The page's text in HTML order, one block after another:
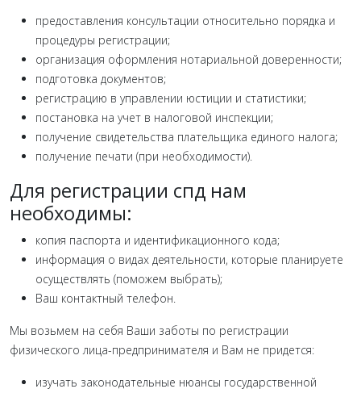
предоставления консультации относительно порядка и
процедуры регистрации;
организация оформления нотариальной доверенности;
подготовка документов;
регистрацию в управлении юстиции и статистики;
постановка на учет в налоговой инспекции;
получение свидетельства плательщика единого налога;
получение печати (при необходимости).
Для регистрации спд нам
необходимы:
копия паспорта и идентификационного кода;
информация о видах деятельности, которые планируете
осуществлять (поможем выбрать);
Ваш контактный телефон.
Мы возьмем на себя Ваши заботы по регистрации
физического лица-предпринимателя и Вам не придется:
изучать законодательные нюансы государственной